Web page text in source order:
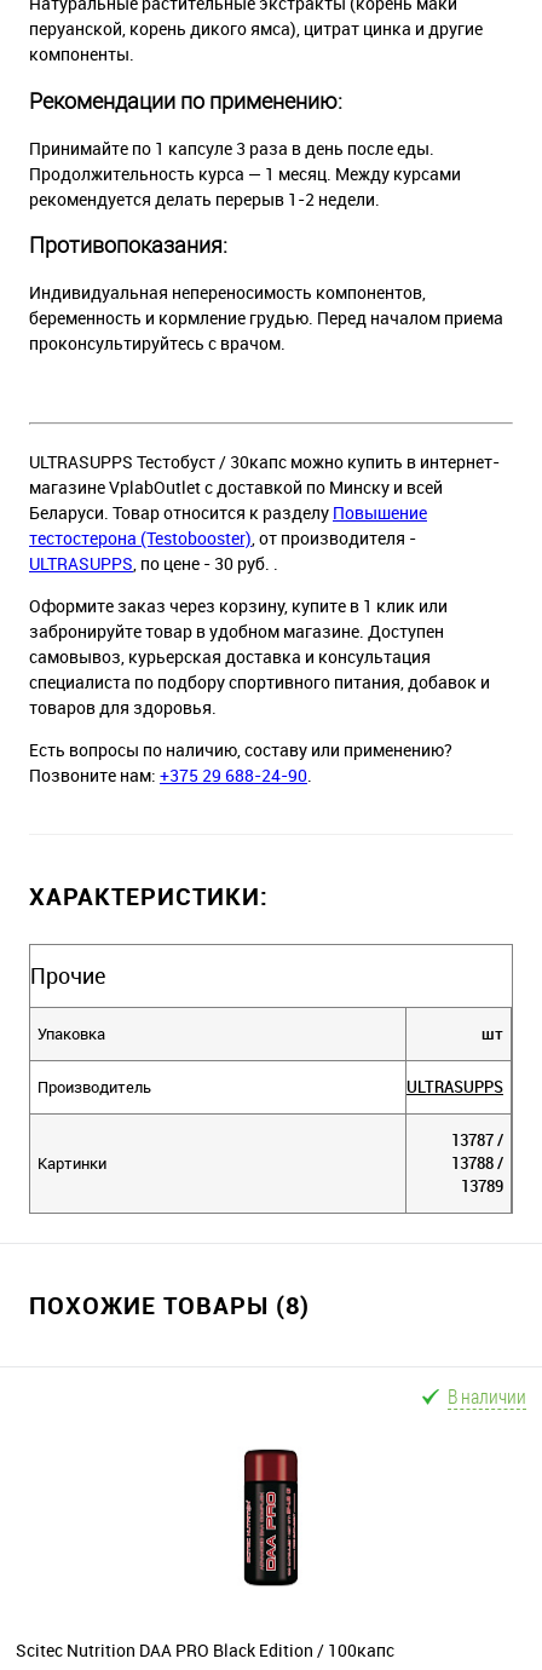
перуанской, корень дикого ямса), цитрат цинка и другие
компоненты.
Рекомендации по применению:
Принимайте по 1 капсуле 3 раза в день после еды.
Продолжительность курса — 1 месяц. Между курсами
рекомендуется делать перерыв 1-2 недели.
Противопоказания:
Индивидуальная непереносимость компонентов,
беременность и кормление грудью. Перед началом приема
проконсультируйтесь с врачом.
ULTRASUPPS Тестобуст / 30капс можно купить в интернет-
магазине VplabOutlet с доставкой по Минску и всей
Беларуси. Товар относится к разделу Повышение
тестостерона (Testobooster), от производителя -
ULTRASUPPS, по цене - 30 руб. .
Оформите заказ через корзину, купите в 1 клик или
забронируйте товар в удобном магазине. Доступен
самовывоз, курьерская доставка и консультация
специалиста по подбору спортивного питания, добавок и
товаров для здоровья.
Есть вопросы по наличию, составу или применению?
Позвоните нам: +375 29 688-24-90.
ХАРАКТЕРИСТИКИ:
Прочие
Упаковка шт
Производитель ULTRASUPPS
Картинки
13787 /
13788 /
13789
ПОХОЖИЕ ТОВАРЫ (8)
В наличии
Scitec Nutrition DAA PRO Black Edition / 100капс